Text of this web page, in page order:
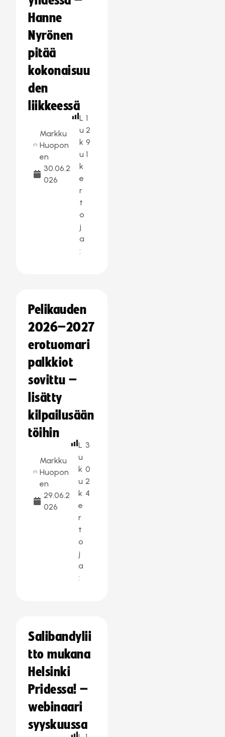
Hanne
Nyrönen
pitää
kokonaisuu
den
liikkeessä
Markku
Huopon
en
30.06.2
026
L
u
k
u
k
e
r
t
o
j
a
:
1
2
9
1
Pelikauden
2026–2027
erotuomari
palkkiot
sovittu –
lisätty
kilpailusään
töihin
Markku
Huopon
en
29.06.2
026
L
u
k
u
k
e
r
t
o
j
a
:
3
0
2
4
Salibandylii
tto mukana
Helsinki
Pridessa! –
webinaari
syyskuussa